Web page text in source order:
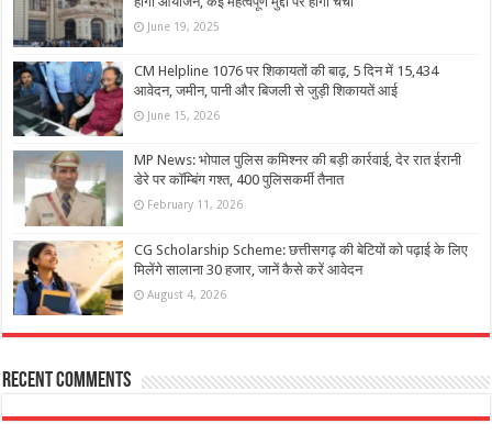
June 19, 2025
CM Helpline 1076 पर शिकायतों की बाढ़, 5 दिन में 15,434
आवेदन, जमीन, पानी और बिजली से जुड़ी शिकायतें आई
June 15, 2026
MP News: भोपाल पुलिस कमिश्नर की बड़ी कार्रवाई, देर रात ईरानी
डेरे पर कॉम्बिंग गश्त, 400 पुलिसकर्मी तैनात
February 11, 2026
CG Scholarship Scheme: छत्तीसगढ़ की बेटियों को पढ़ाई के लिए
मिलेंगे सालाना 30 हजार, जानें कैसे करें आवेदन
August 4, 2026
Recent Comments